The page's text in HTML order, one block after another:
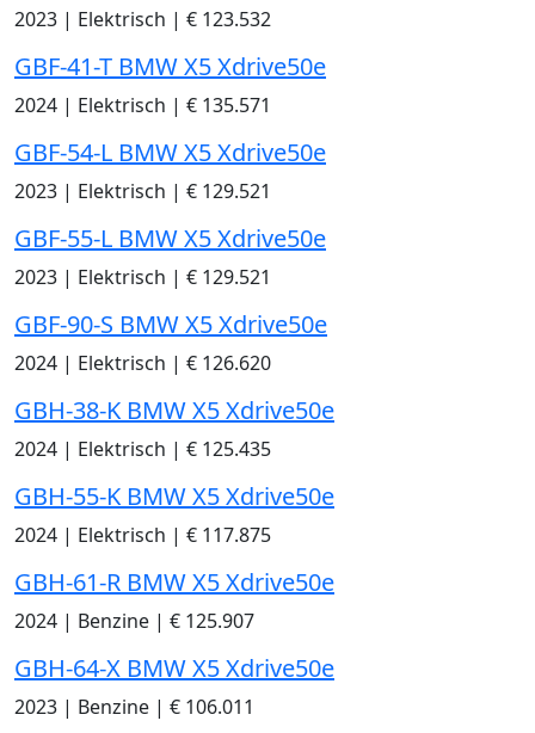
2023 | Elektrisch | € 123.532
GBF-41-T BMW X5 Xdrive50e
2024 | Elektrisch | € 135.571
GBF-54-L BMW X5 Xdrive50e
2023 | Elektrisch | € 129.521
GBF-55-L BMW X5 Xdrive50e
2023 | Elektrisch | € 129.521
GBF-90-S BMW X5 Xdrive50e
2024 | Elektrisch | € 126.620
GBH-38-K BMW X5 Xdrive50e
2024 | Elektrisch | € 125.435
GBH-55-K BMW X5 Xdrive50e
2024 | Elektrisch | € 117.875
GBH-61-R BMW X5 Xdrive50e
2024 | Benzine | € 125.907
GBH-64-X BMW X5 Xdrive50e
2023 | Benzine | € 106.011